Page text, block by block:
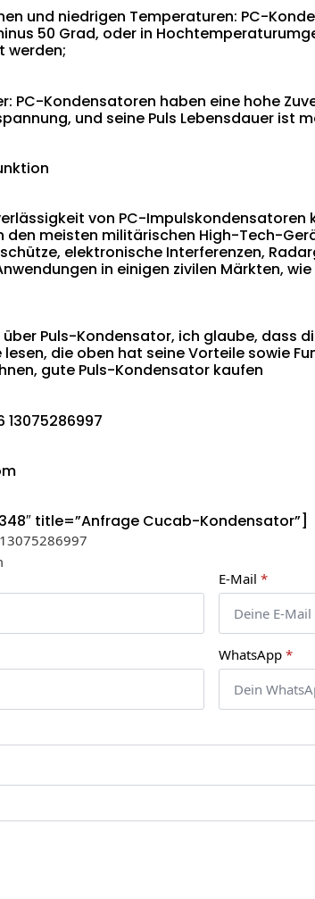
und niedrigen Temperaturen: PC-
50 Grad, oder in
werden;
PC-Kondensatoren haben eine hohe
und seine Puls Lebensdauer ist
von PC-Impulskondensatoren
meisten militärischen High-Tech-
elektronische Interferenzen,
in einigen zivilen Märkten,
Puls-Kondensator, ich glaube, dass
die oben hat seine Vorteile sowie
gute Puls-Kondensator kaufen
title=”Anfrage Cucab-Kondensator”]
E-Mail *
WhatsApp *